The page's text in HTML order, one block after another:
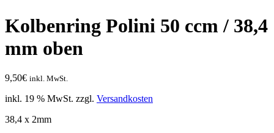
Kolbenring Polini 50 ccm / 38,4
mm oben
9,50€ inkl. MwSt.
inkl. 19 % MwSt. zzgl. Versandkosten
38,4 x 2mm